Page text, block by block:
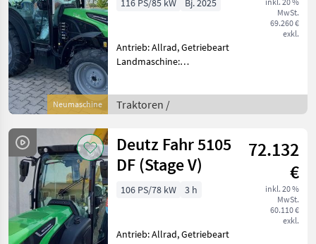
Neumaschine
MwSt.
69.260 €
exkl.
116 PS/85 kW Bj. 2025
Antrieb: Allrad, Getriebeart
Landmaschine:
Zapfwellendrehzahl:
540/540E/1000,
km/h: 40 km/h, Aufladung:
Tu
Traktoren /
Deutz Fahr 5105
DF (Stage V)
72.132
€
inkl. 20 %
MwSt.
60.110 €
exkl.
106 PS/78 kW 3 h
Antrieb: Allrad, Getriebeart